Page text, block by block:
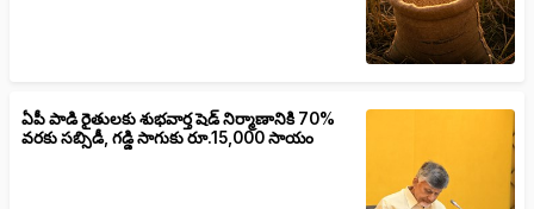
ఏపీ పాడి రైతులకు శుభవార్త షెడ్ నిర్మాణానికి 70%
వరకు సబ్సిడీ, గడ్డి సాగుకు రూ.15,000 సాయం